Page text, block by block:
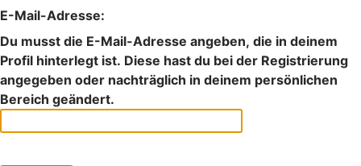
E-Mail-Adresse:
Du musst die E-Mail-Adresse angeben, die in deinem
Profil hinterlegt ist. Diese hast du bei der Registrierung
angegeben oder nachträglich in deinem persönlichen
Bereich geändert.